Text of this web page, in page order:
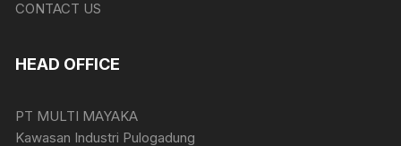
CONTACT US
HEAD OFFICE
PT MULTI MAYAKA
Kawasan Industri Pulogadung